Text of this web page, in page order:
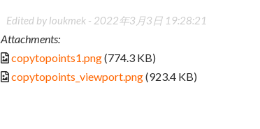
Edited by loukmek - 2022年3月3日 19:28:21
Attachments:
copytopoints1.png(774.3 KB)
copytopoints_viewport.png(923.4 KB)